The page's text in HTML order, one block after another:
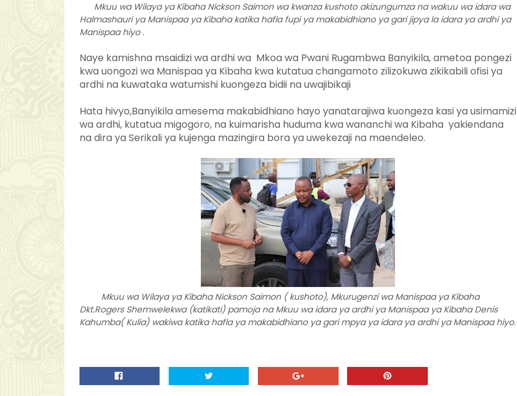
Mkuu wa Wilaya ya Kibaha Nickson Saimon wa kwanza kushoto akizungumza na wakuu wa idara wa
Halmashauri ya Manispaa ya Kibaha katika hafla fupi ya makabidhiano ya gari jipya la idara ya ardhi ya
Manispaa hiyo .
Naye kamishna msaidizi wa ardhi wa Mkoa wa Pwani Rugambwa Banyikila, ametoa pongezi
kwa uongozi wa Manispaa ya Kibaha kwa kutatua changamoto zilizokuwa zikikabili ofisi ya
ardhi na kuwataka watumishi kuongeza bidii na uwajibikaji
Hata hivyo,Banyikila amesema makabidhiano hayo yanatarajiwa kuongeza kasi ya usimamizi
wa ardhi, kutatua migogoro, na kuimarisha huduma kwa wananchi wa Kibaha yakiendana
na dira ya Serikali ya kujenga mazingira bora ya uwekezaji na maendeleo.
Mkuu wa Wilaya ya Kibaha Nickson Saimon ( kushoto), Mkurugenzi wa Manispaa ya Kibaha
Dkt.Rogers Shemwelekwa (katikati) pamoja na Mkuu wa idara ya ardhi ya Manispaa ya Kibaha Denis
Kahumba( Kulia) wakiwa katika hafla ya makabidhiano ya gari mpya ya idara ya ardhi ya Manispaa hiyo.